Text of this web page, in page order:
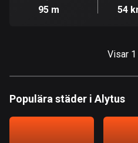
89795 rutter
Bahamas
Bahrain
95 m 54
Visar 1
Populära städer i Alytus